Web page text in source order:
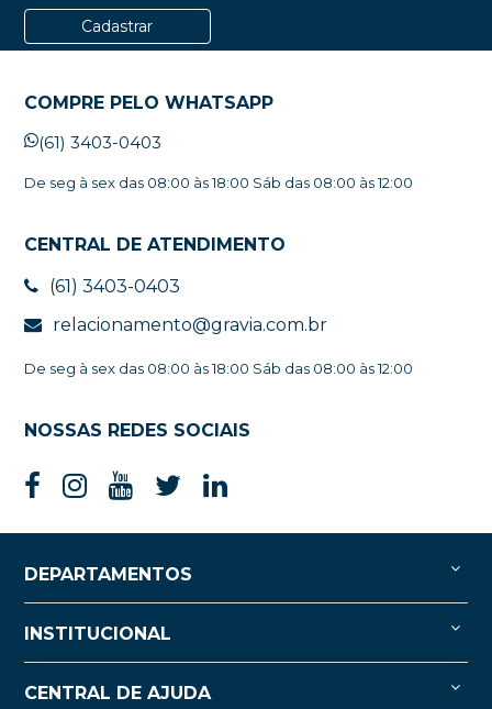
Cadastrar
COMPRE PELO WHATSAPP
(61) 3403-0403
De seg à sex das 08:00 às 18:00 Sáb das 08:00 às 12:00
CENTRAL DE ATENDIMENTO
(61) 3403-0403
relacionamento@gravia.com.br
De seg à sex das 08:00 às 18:00 Sáb das 08:00 às 12:00
NOSSAS REDES SOCIAIS
DEPARTAMENTOS
INSTITUCIONAL
CENTRAL DE AJUDA